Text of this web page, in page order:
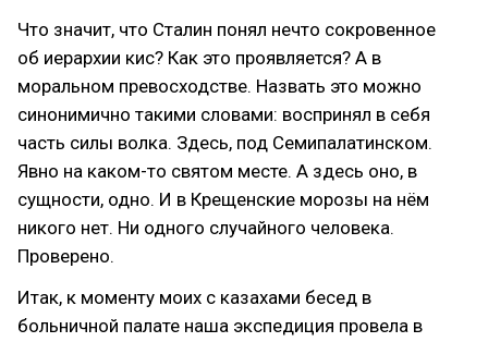
Что значит, что Сталин понял нечто сокровенное
об иерархии кис? Как это проявляется? А в
моральном превосходстве. Назвать это можно
синонимично такими словами: воспринял в себя
часть силы волка. Здесь, под Семипалатинском.
Явно на каком-то святом месте. А здесь оно, в
сущности, одно. И в Крещенские морозы на нём
никого нет. Ни одного случайного человека.
Проверено.
Итак, к моменту моих с казахами бесед в
больничной палате наша экспедиция провела в